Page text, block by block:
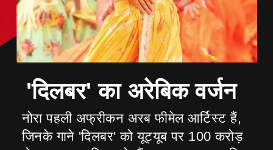
'दिलबर' का अरेबिक वर्जन
नोरा पहली अफ्रीकन अरब फीमेल आर्टिस्ट हैं,
जिनके गाने 'दिलबर' को यूट्यूब पर 100 करोड़